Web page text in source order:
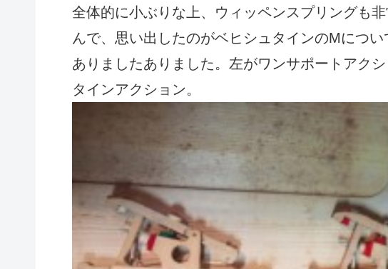
全体的に小ぶりな上、ウィッペンスプリングも非
んで、思い出したのがベヒシュタインのMについ
ありましたありました。左がワンサポートアク
タインアクション。